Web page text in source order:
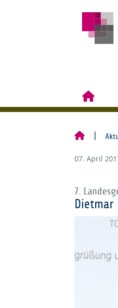
07. April
7.